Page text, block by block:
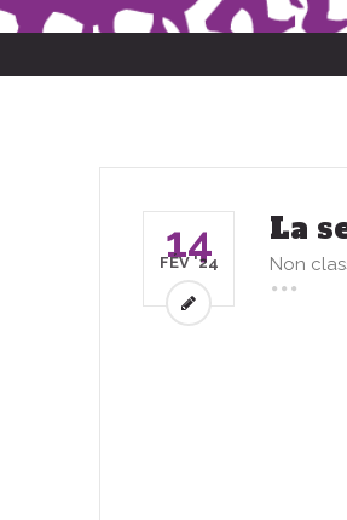
14
FÉV '24
La
Non